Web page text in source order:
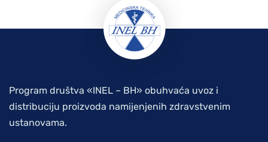
Program društva «INEL – BH» obuhvaća uvoz i
distribuciju proizvoda namijenjenih zdravstvenim
ustanovama.